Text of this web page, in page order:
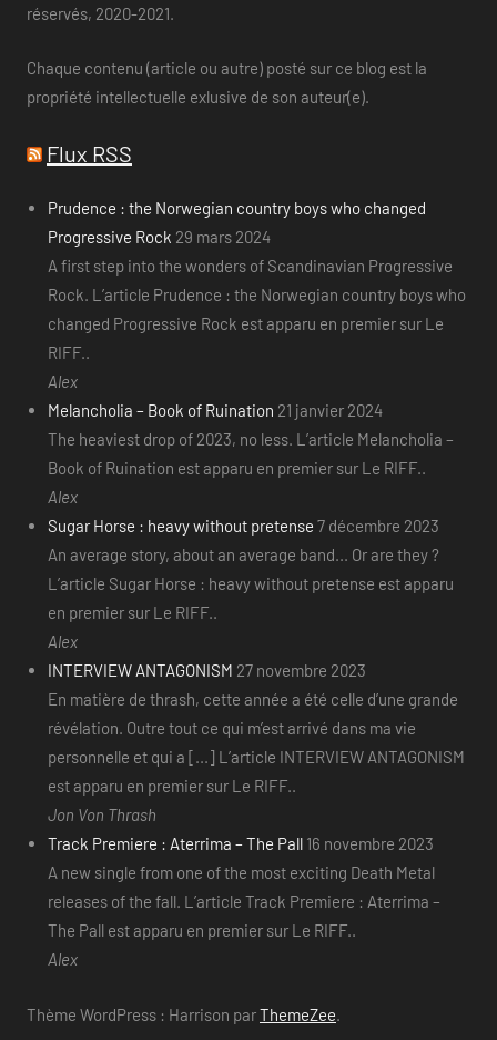
réservés, 2020-2021.
Chaque contenu (article ou autre) posté sur ce blog est la
propriété intellectuelle exlusive de son auteur(e).
Flux RSS
Prudence : the Norwegian country boys who changed
Progressive Rock 29 mars 2024
A first step into the wonders of Scandinavian Progressive
Rock. L’article Prudence : the Norwegian country boys who
changed Progressive Rock est apparu en premier sur Le
RIFF..
Alex
Melancholia – Book of Ruination 21 janvier 2024
The heaviest drop of 2023, no less. L’article Melancholia –
Book of Ruination est apparu en premier sur Le RIFF..
Alex
Sugar Horse : heavy without pretense 7 décembre 2023
An average story, about an average band... Or are they ?
L’article Sugar Horse : heavy without pretense est apparu
en premier sur Le RIFF..
Alex
INTERVIEW ANTAGONISM 27 novembre 2023
En matière de thrash, cette année a été celle d’une grande
révélation. Outre tout ce qui m’est arrivé dans ma vie
personnelle et qui a [...] L’article INTERVIEW ANTAGONISM
est apparu en premier sur Le RIFF..
Jon Von Thrash
Track Premiere : Aterrima – The Pall 16 novembre 2023
A new single from one of the most exciting Death Metal
releases of the fall. L’article Track Premiere : Aterrima –
The Pall est apparu en premier sur Le RIFF..
Alex
Thème WordPress : Harrison parThemeZee.